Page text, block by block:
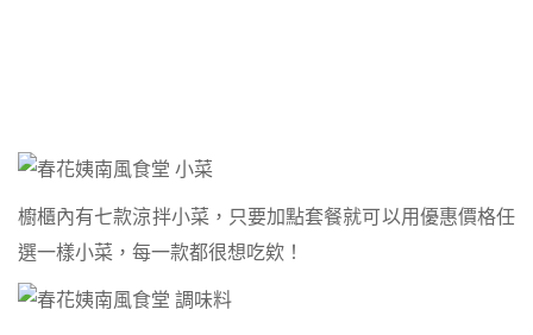
櫥櫃內有七款涼拌小菜，只要加點套餐就可以用優惠價格任
選一樣小菜，每一款都很想吃欸！